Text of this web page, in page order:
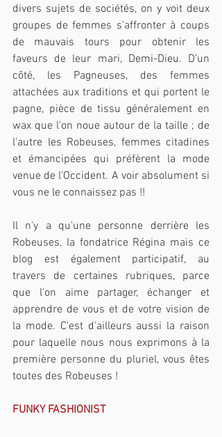
divers sujets de sociétés, on y voit deux
groupes de femmes s'affronter à coups
de mauvais tours pour obtenir les
faveurs de leur mari, Demi-Dieu. D'un
côté, les Pagneuses, des femmes
attachées aux traditions et qui portent le
pagne, pièce de tissu généralement en
wax que l'on noue autour de la taille ; de
l'autre les Robeuses, femmes citadines
et émancipées qui préfèrent la mode
venue de l'Occident. A voir absolument si
vous ne le connaissez pas !!
Il n'y a qu'une personne derrière les
Robeuses, la fondatrice Régina mais ce
blog est également participatif, au
travers de certaines rubriques, parce
que l'on aime partager, échanger et
apprendre de vous et de votre vision de
la mode. C'est d'ailleurs aussi la raison
pour laquelle nous nous exprimons à la
première personne du pluriel, vous êtes
toutes des Robeuses !
FUNKY FASHIONIST